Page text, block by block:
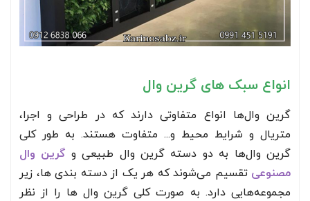
انواع سبک های گرین وال
گرین وال‌ها انواع متفاوتی دارند که در طراحی و اجرا،
متریال و شرایط محیط و... متفاوت هستند. به طور کلی
گرین وال‌ها به دو دسته گرین وال طبیعی و گرین وال
مصنوعی تقسیم می‌شوند که هر یک از دسته بندی ها، زیر
مجموعه‌هایی دارد. به صورت کلی گرین وال ها را از نظر